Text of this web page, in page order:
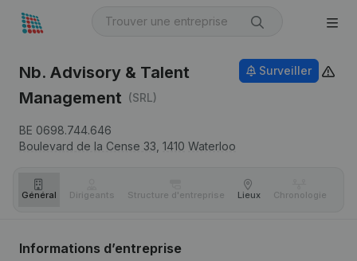
Nb. Advisory & Talent
Management (SRL)
BE 0698.744.646
Boulevard de la Cense 33, 1410 Waterloo
Surveiller
Général Dirigeants Structure d'entreprise Lieux Chronologie
Informations d’entreprise